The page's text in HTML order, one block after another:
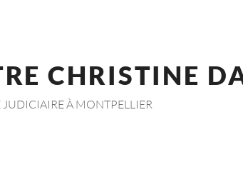
CHRISTINE
À MONTPELLIER